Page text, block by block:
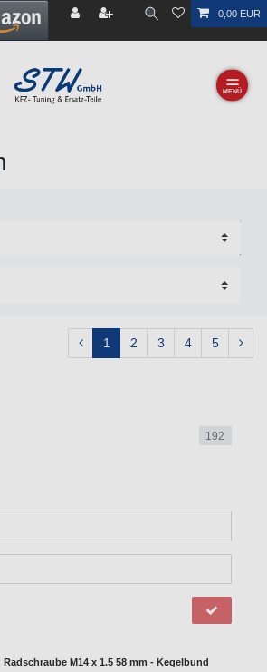
0,00 EUR
☰
1 2 3 4 5
192
Radschraube M14 x 1.5 58 mm - Kegelbund